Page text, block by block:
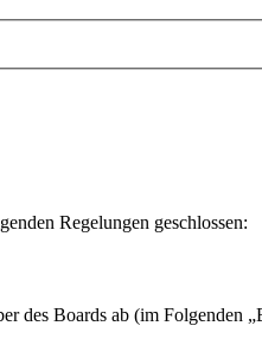
Regelungen geschlossen:
des Boards ab (im Folgenden